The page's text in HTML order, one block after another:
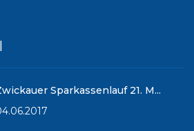
Sparkassenlauf 21. M...